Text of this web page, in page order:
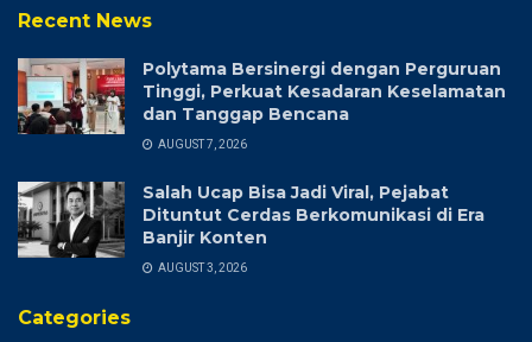
Recent News
Polytama Bersinergi dengan Perguruan
Tinggi, Perkuat Kesadaran Keselamatan
dan Tanggap Bencana
AUGUST 7, 2026
Salah Ucap Bisa Jadi Viral, Pejabat
Dituntut Cerdas Berkomunikasi di Era
Banjir Konten
AUGUST 3, 2026
Categories